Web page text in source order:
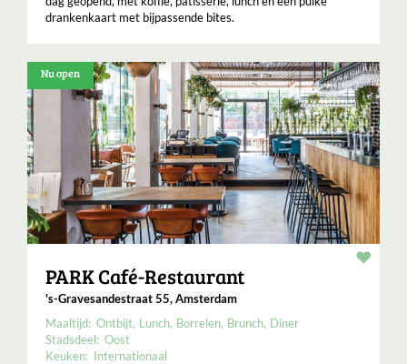
drankenkaart met bijpassende bites.
Nu open
PARK Café-Restaurant
's-Gravesandestraat 55, Amsterdam
Maaltijd: Ontbijt Lunch Borrelen Brunch Diner
Stadsdeel: Oost
Keuken: Internationaal